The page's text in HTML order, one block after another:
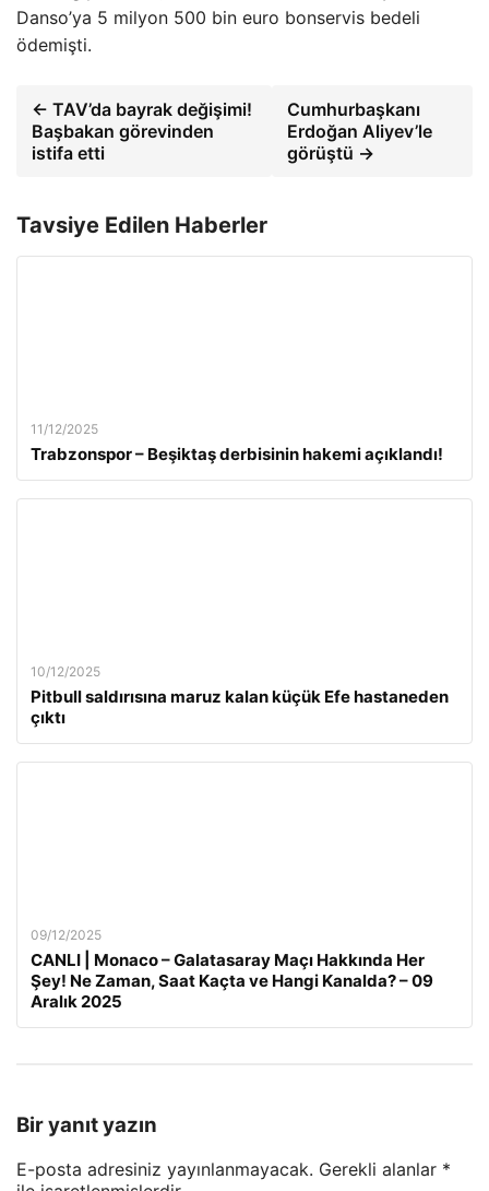
Danso’ya 5 milyon 500 bin euro bonservis bedeli
ödemişti.
← TAV’da bayrak değişimi!
Başbakan görevinden
istifa etti
Cumhurbaşkanı
Erdoğan Aliyev’le
görüştü →
Tavsiye Edilen Haberler
11/12/2025
Trabzonspor – Beşiktaş derbisinin hakemi açıklandı!
10/12/2025
Pitbull saldırısına maruz kalan küçük Efe hastaneden
çıktı
09/12/2025
CANLI | Monaco – Galatasaray Maçı Hakkında Her
Şey! Ne Zaman, Saat Kaçta ve Hangi Kanalda? – 09
Aralık 2025
Bir yanıt yazın
E-posta adresiniz yayınlanmayacak. Gerekli alanlar *